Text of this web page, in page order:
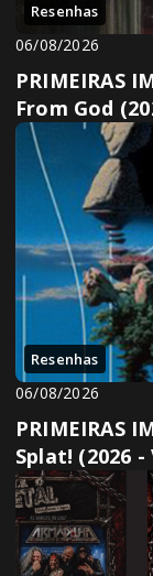
Resenhas
06/08/2026
PRIMEIRAS
From God
Resenhas
06/08/2026
PRIMEIRAS
Splat! (2026